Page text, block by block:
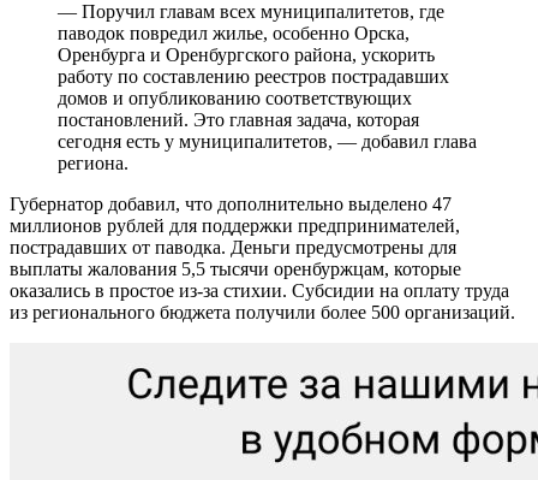
— Поручил главам всех муниципалитетов, где
паводок повредил жилье, особенно Орска,
Оренбурга и Оренбургского района, ускорить
работу по составлению реестров пострадавших
домов и опубликованию соответствующих
постановлений. Это главная задача, которая
сегодня есть у муниципалитетов, — добавил глава
региона.
Губернатор добавил, что дополнительно выделено 47
миллионов рублей для поддержки предпринимателей,
пострадавших от паводка. Деньги предусмотрены для
выплаты жалования 5,5 тысячи оренбуржцам, которые
оказались в простое из-за стихии. Субсидии на оплату труда
из регионального бюджета получили более 500 организаций.